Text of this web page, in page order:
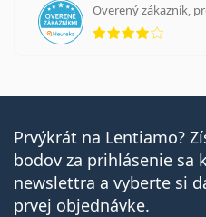
Overený zákazník,
Prvýkrát na Lentiamo?
bodov za prihlásenie sa
newslettra a vyberte si
prvej objednávke.